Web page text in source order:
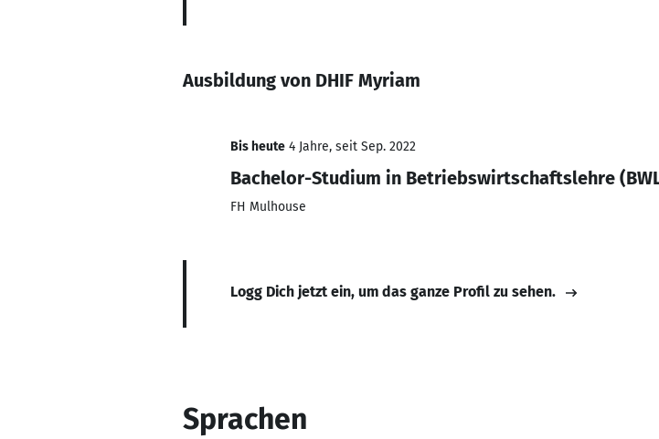
Ausbildung von DHIF Myriam
Bis heute 4 Jahre, seit Sep. 2022
Bachelor-Studium in Betriebswirtschaftslehre
FH Mulhouse
Logg Dich jetzt ein, um das ganze Profil zu sehen.
Sprachen